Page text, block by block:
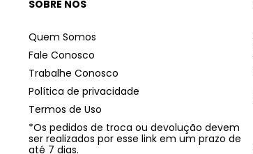
SOBRE NÓS
Quem Somos
Fale Conosco
Trabalhe Conosco
Política de privacidade
Termos de Uso
*Os pedidos de troca ou devolução devem
ser realizados por esse link em um prazo de
até 7 dias.